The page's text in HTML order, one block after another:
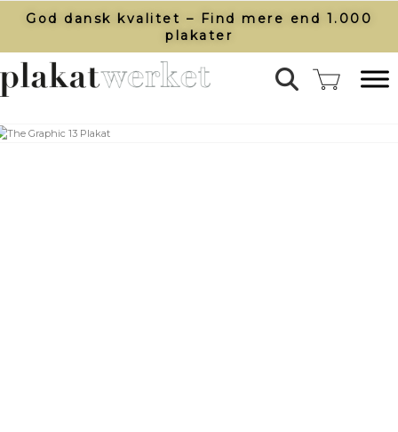
God dansk kvalitet – Find mere end 1.000
plakater​